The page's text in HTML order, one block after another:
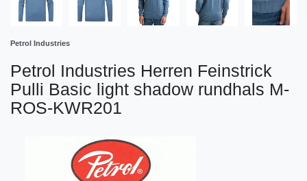
Petrol Industries
Petrol Industries Herren Feinstrick
Pulli Basic light shadow rundhals M-
ROS-KWR201